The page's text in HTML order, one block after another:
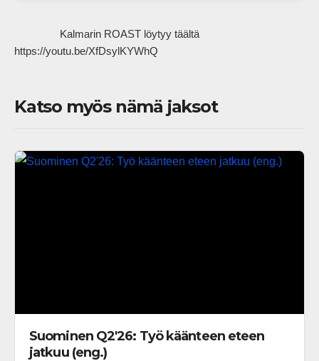
https://youtu.be/XfDsylKYWhQ
Katso myös nämä jaksot
Suominen Q2'26: Työ käänteen eteen
jatkuu (eng.)